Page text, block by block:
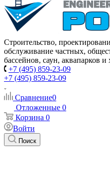
Строительство,
обслуживание частных,
бассейнов, саун, аквапарков
+7 (495) 859-23-09
+7 (495) 859-23-09
Сравнение0
Отложенные 0
Корзина 0
Войти
Поиск